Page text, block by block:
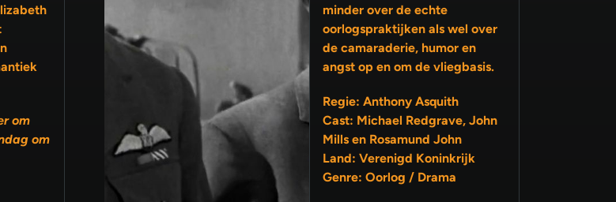
om
om
minder over de echte
oorlogspraktijken als wel over
de camaraderie, humor en
angst op en om de vliegbasis.
Regie: Anthony Asquith
Cast: Michael Redgrave, John
Mills en Rosamund John
Land: Verenigd Koninkrijk
Genre: Oorlog / Drama